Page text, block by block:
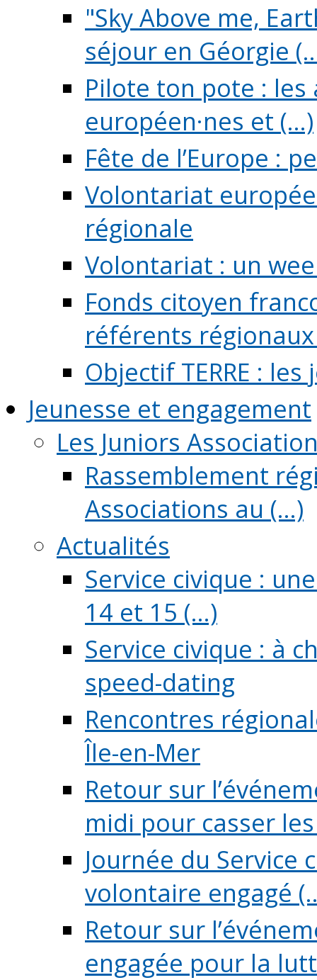
"Sky Above me,
séjour en Géorgie
Pilote ton pote :
européen·nes et (...)
Fête de l’Europe :
Volontariat
régionale
Volontariat : un
Fonds citoyen
référents régionaux
Objectif TERRE :
Jeunesse et engagement
Les Juniors
Rassemblement
Associations au (...)
Actualités
Service civique :
14 et 15 (...)
Service civique : à
speed-dating
Rencontres
Île-en-Mer
Retour sur
midi pour casser les
Journée du Service
volontaire engagé
Retour sur
engagée pour la